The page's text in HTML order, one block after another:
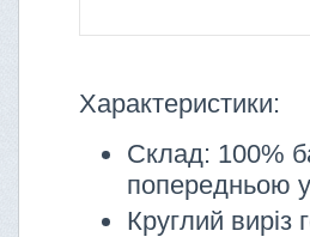
Характеристики:
Склад: 100%
попередньою
Круглий виріз